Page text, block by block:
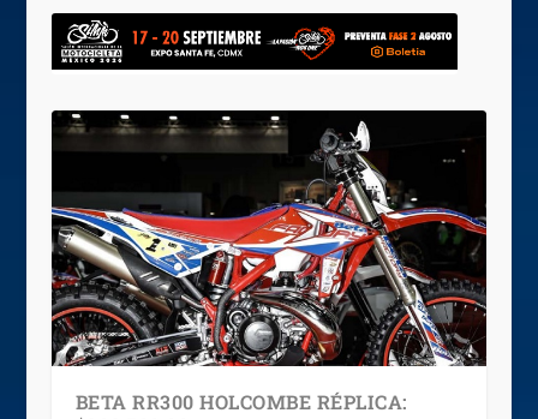
BETA RR300 HOLCOMBE RÉPLICA: